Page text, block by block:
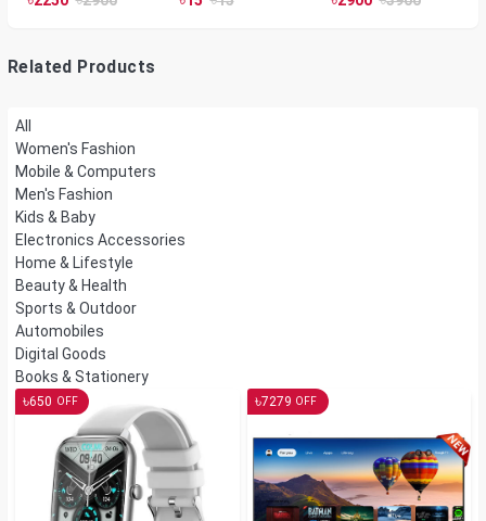
Related Products
All
Women's Fashion
Mobile & Computers
Men's Fashion
Kids & Baby
Electronics Accessories
Home & Lifestyle
Beauty & Health
Sports & Outdoor
Automobiles
Digital Goods
Books & Stationery
৳650 OFF ৳7279 OFF